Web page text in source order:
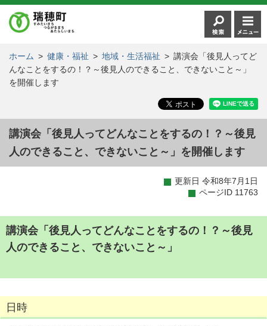
ホーム > 健康・福祉 > 地域・生活福祉 > 講演会「後見人ってど
んなことをするの！？～後見人のできること、できないこと～」
を開催します
講演会「後見人ってどんなことをするの！？～後見
人のできること、できないこと～」を開催します
更新日 令和8年7月1日
ページID 11763
講演会「後見人ってどんなことをするの！？～後見
人のできること、できないこと～」
日時